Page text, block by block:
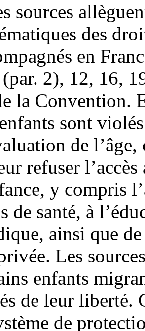
sources
des
en
2), 12, 16,
la Convention.
sont
de
refuser
y compris
de santé, à
ainsi que
Les
enfants
de leur liberté.
de